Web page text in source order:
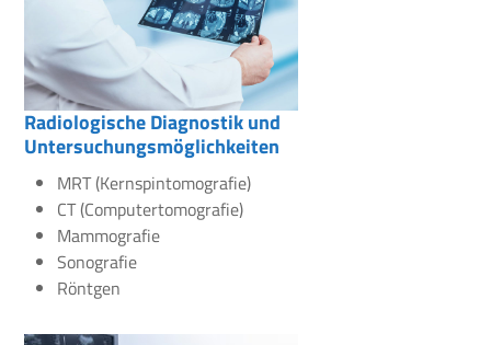
Radiologische Diagnostik und
Untersuchungsmöglichkeiten
MRT (Kernspintomografie)
CT (Computertomografie)
Mammografie
Sonografie
Röntgen